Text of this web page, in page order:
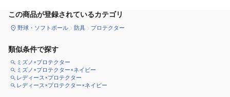
この商品が登録されているカテゴリ
野球・ソフトボール 防具 プロテクター
類似条件で探す
ミズノ×プロテクター
ミズノ×プロテクター×ネイビー
レディース×プロテクター
レディース×プロテクター×ネイビー